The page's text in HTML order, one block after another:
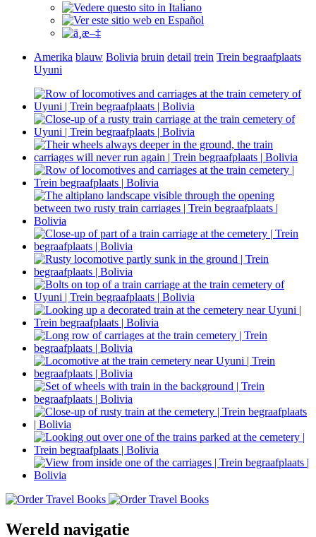
Amerika blauw Bolivia bruin detail trein Trein begraafplaats
Uyuni
Wereld navigatie